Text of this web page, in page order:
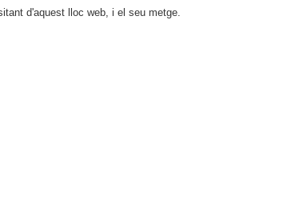
d'aquest lloc web, i el seu metge.